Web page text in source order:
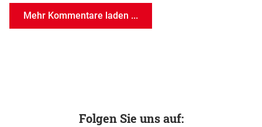
Mehr Kommentare laden ...
Folgen Sie uns auf: